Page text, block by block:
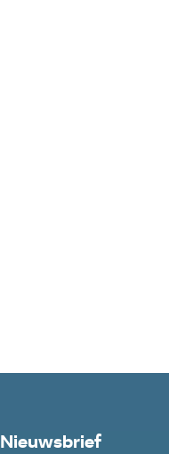
Nieuwsbrief